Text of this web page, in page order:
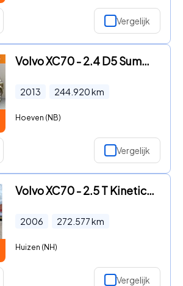
Vergelijk
Volvo XC70 - 2.4 D5 Summum | Schuifdak | Xenon | Stoelventilatie
2013 244.920km
Hoeven (NB)
Vergelijk
Volvo XC70 - 2.5 T Kinetic/Automaat/Trekhaak/Leder/Youngtimer/Cruise/Airc
2006 272.577km
Huizen (NH)
Vergelijk